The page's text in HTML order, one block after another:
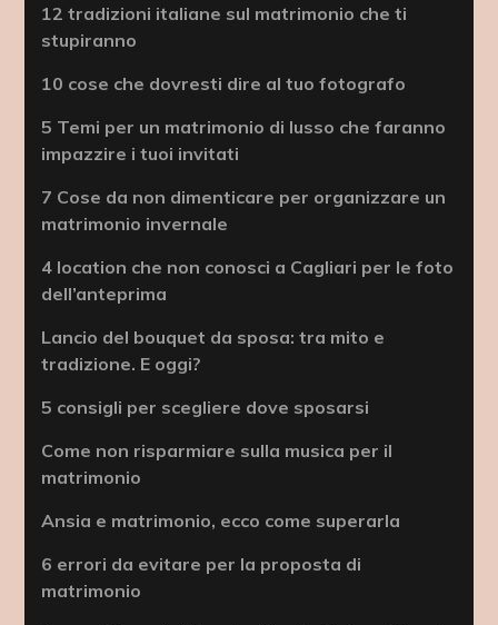
12 tradizioni italiane sul matrimonio che ti
stupiranno
10 cose che dovresti dire al tuo fotografo
5 Temi per un matrimonio di lusso che faranno
impazzire i tuoi invitati
7 Cose da non dimenticare per organizzare un
matrimonio invernale
4 location che non conosci a Cagliari per le foto
dell’anteprima
Lancio del bouquet da sposa: tra mito e
tradizione. E oggi?
5 consigli per scegliere dove sposarsi
Come non risparmiare sulla musica per il
matrimonio
Ansia e matrimonio, ecco come superarla
6 errori da evitare per la proposta di
matrimonio